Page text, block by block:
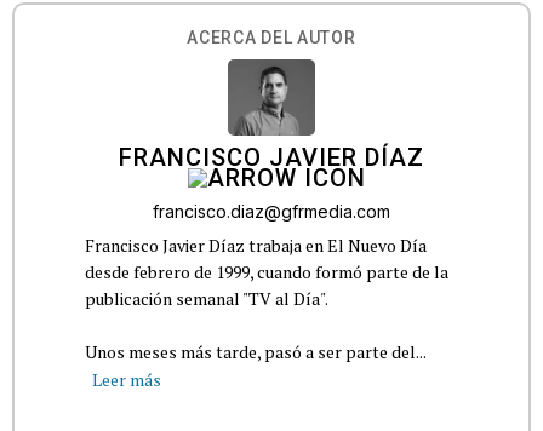
ACERCA DEL AUTOR
FRANCISCO JAVIER DÍAZ
francisco.diaz@gfrmedia.com
Francisco Javier Díaz trabaja en El Nuevo Día
desde febrero de 1999, cuando formó parte de la
publicación semanal "TV al Día".
Unos meses más tarde, pasó a ser parte del...
Leer más